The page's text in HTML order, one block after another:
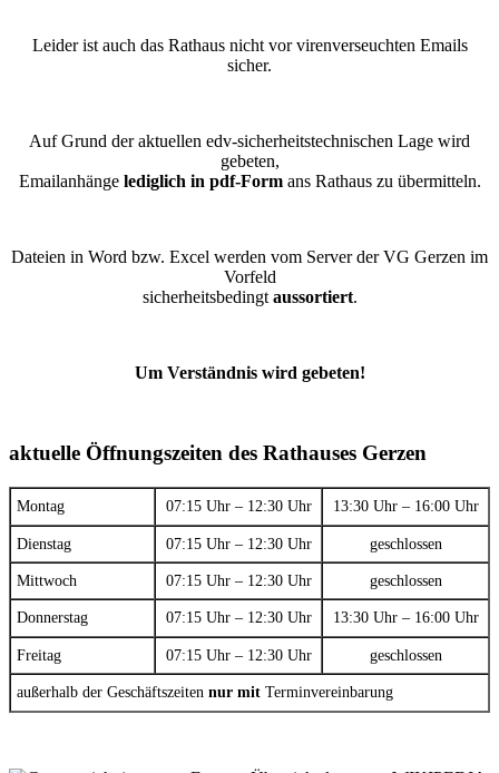
Leider ist auch das Rathaus nicht vor virenverseuchten Emails
sicher.
Auf Grund der aktuellen edv-sicherheitstechnischen Lage wird
gebeten,
Emailanhänge lediglich in pdf-Formans Rathaus zu übermitteln.
Dateien in Word bzw. Excel werden vom Server der VG Gerzen im
Vorfeld
sicherheitsbedingt aussortiert.
Um Verständnis wird gebeten!
aktuelle Öffnungszeiten des Rathauses Gerzen
Montag 07:15 Uhr – 12:30 Uhr 13:30 Uhr – 16:00 Uhr
Dienstag 07:15 Uhr – 12:30 Uhr geschlossen
Mittwoch 07:15 Uhr – 12:30 Uhr geschlossen
Donnerstag 07:15 Uhr – 12:30 Uhr 13:30 Uhr – 16:00 Uhr
Freitag 07:15 Uhr – 12:30 Uhr geschlossen
außerhalb der Geschäftszeiten nur mit Terminvereinbarung